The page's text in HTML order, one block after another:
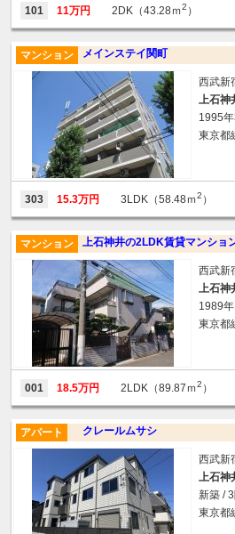
101 11万円 2DK（43.28ｍ2 ）
メインステイ関町
マンション
西武新
上石神
1995
東京都
303 15.3万円 3LDK（58.48ｍ2 ）
上石神井の2LDK賃貸マンショ
マンション
西武新
上石神
1989
東京都
001 18.5万円 2LDK（89.87ｍ2 ）
クレールムサシ
アパート
西武新
上石神
新築 /
東京都